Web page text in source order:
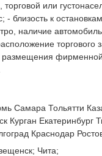
торговой или
- близость к
наличие
размещения
Самара Тольятти
Курган Екатеринбург
Краснодар
Чита;